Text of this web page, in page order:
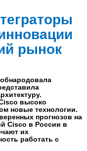
рынок
высоко
новые технологии.
прогнозов на
Cisco в России в
их
работать с